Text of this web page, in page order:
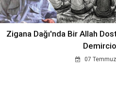
Zigana Dağı'nda Bir Allah
07